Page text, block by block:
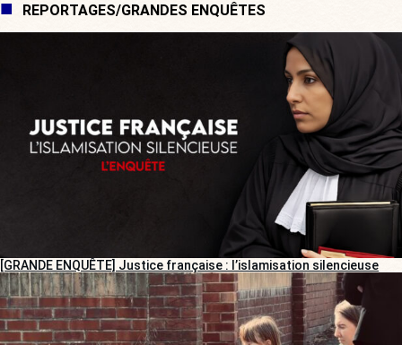
REPORTAGES/GRANDES ENQUÊTES
[GRANDE ENQUÊTE] Justice française : l’islamisation silencieuse